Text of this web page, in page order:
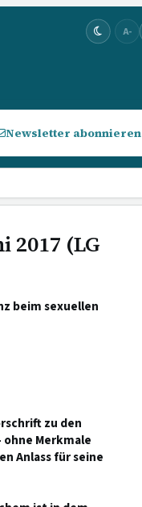
A-
Newsletter abonnieren
2017 (LG
beim sexuellen
zu den
Merkmale
Anlass für seine